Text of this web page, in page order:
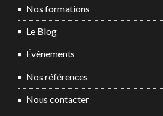
Nos formations
Le Blog
Évènements
Nos références
Nous contacter